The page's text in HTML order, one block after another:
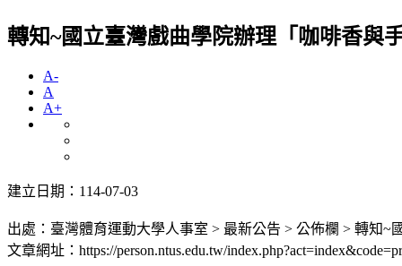
轉知~國立臺灣戲曲學院辦理「咖啡香與
A-
A
A+
建立日期：114-07-03
出處：臺灣體育運動大學人事室 > 最新公告 > 公佈欄 > 轉知
文章網址：https://person.ntus.edu.tw/